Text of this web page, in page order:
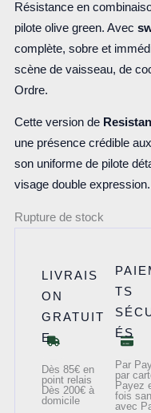
Résistance en
pilote olive green. Avec
complète, sobre et
scène de vaisseau, de
Ordre.
Cette version de
une présence crédible
son uniforme de pilote
visage double expression.
Rupture de stock
LIVRAIS
ON
GRATUIT
E
Dès 85€ en
point relais
Dès 200€ à
domicile
TS
ÉS
Par
par
Payez
fois
avec